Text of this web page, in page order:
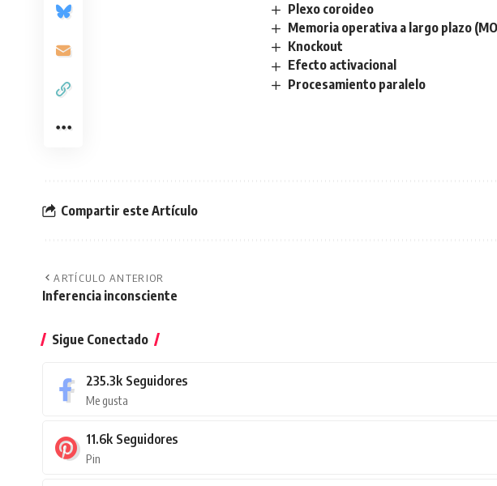
Plexo coroideo
Memoria operativa a largo plazo
Knockout
Efecto activacional
Procesamiento paralelo
Compartir este Artículo
ARTÍCULO ANTERIOR
Inferencia inconsciente
Sigue Conectado
235.3k Seguidores
Me gusta
11.6k Seguidores
Pin